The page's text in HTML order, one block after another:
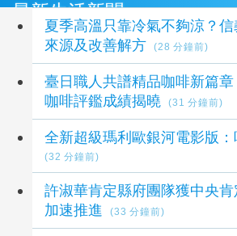
最新生活新聞
夏季高溫只靠冷氣不夠涼？
來源及改善解方
(28 分鐘前)
臺日職人共譜精品咖啡新篇
咖啡評鑑成績揭曉
(31 分鐘前)
全新超級瑪利歐銀河電影版
(32 分鐘前)
許淑華肯定縣府團隊獲中央
加速推進
(33 分鐘前)